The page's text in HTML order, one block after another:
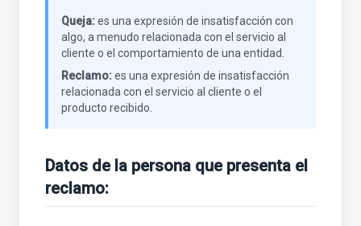
Queja:es una expresión de insatisfacción con
algo, a menudo relacionada con el servicio al
cliente o el comportamiento de una entidad.
Reclamo:es una expresión de insatisfacción
relacionada con el servicio al cliente o el
producto recibido.
Datos de la persona que presenta el
reclamo: